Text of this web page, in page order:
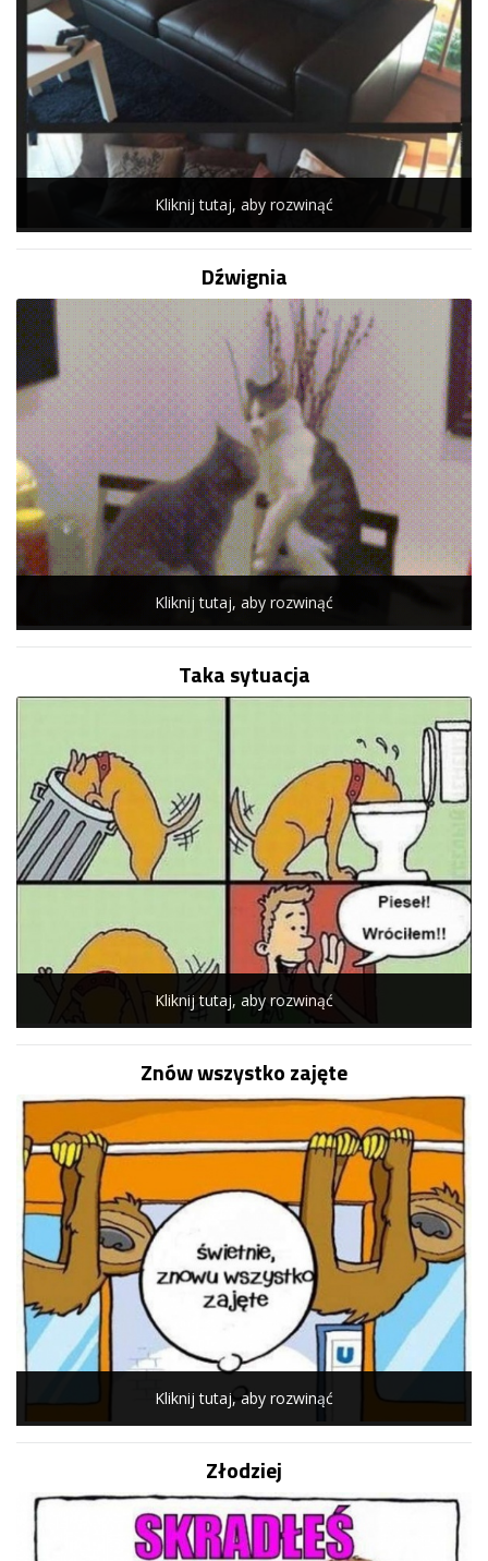
Kliknij tutaj, aby rozwinąć
Dźwignia
Kliknij tutaj, aby rozwinąć
Taka sytuacja
Kliknij tutaj, aby rozwinąć
Znów wszystko zajęte
Kliknij tutaj, aby rozwinąć
Złodziej